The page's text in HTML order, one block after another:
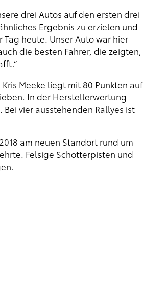
drei Autos auf den ersten drei
Ergebnis zu erzielen und
heute. Unser Auto war hier
die besten Fahrer, die zeigten,
Meeke liegt mit 80 Punkten auf
In der Herstellerwertung
vier ausstehenden Rallyes ist
am neuen Standort rund um
Felsige Schotterpisten und